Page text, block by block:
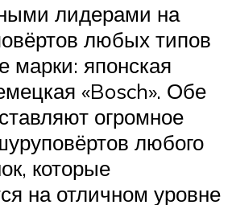
лидерами на
любых типов
марки: японская
«Bosch». Обе
огромное
любого
которые
на отличном уровне